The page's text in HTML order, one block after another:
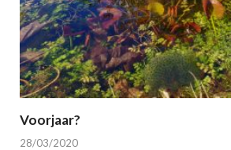
Voorjaar?
28/03/2020